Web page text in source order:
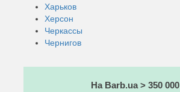
Харьков
Херсон
Черкассы
Чернигов
На Barb.ua > 350 000